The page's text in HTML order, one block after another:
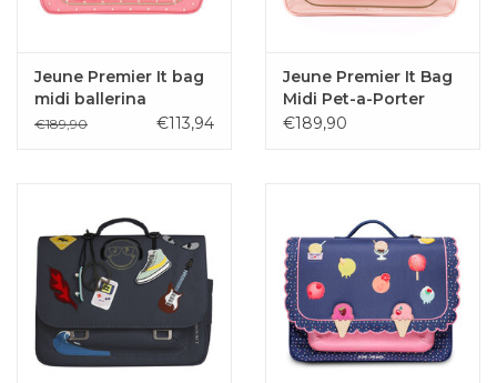
Jeune Premier It bag
midi ballerina
€189,90 €113,94
Jeune Premier It Bag
Midi Pet-a-Porter
€189,90